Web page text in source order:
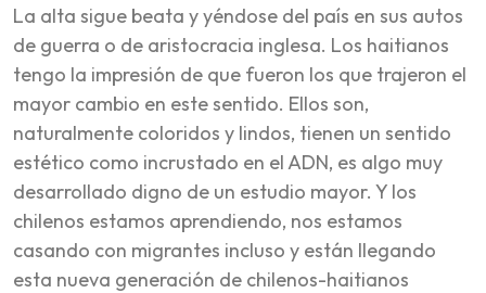
La alta sigue beata y yéndose del país en sus autos
de guerra o de aristocracia inglesa. Los haitianos
tengo la impresión de que fueron los que trajeron el
mayor cambio en este sentido. Ellos son,
naturalmente coloridos y lindos, tienen un sentido
estético como incrustado en el ADN, es algo muy
desarrollado digno de un estudio mayor. Y los
chilenos estamos aprendiendo, nos estamos
casando con migrantes incluso y están llegando
esta nueva generación de chilenos-haitianos